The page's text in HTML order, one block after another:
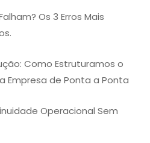
Os 3 Erros Mais
Como Estruturamos o
Empresa de Ponta a Ponta
Operacional Sem